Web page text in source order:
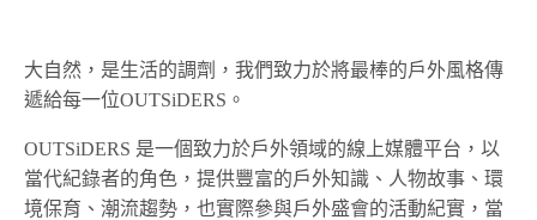
大自然，是生活的調劑，我們致力於將最棒的戶外風格傳
遞給每一位OUTSiDERS。
OUTSiDERS 是一個致力於戶外領域的線上媒體平台，以
當代紀錄者的角色，提供豐富的戶外知識、人物故事、環
境保育、潮流趨勢，也實際參與戶外盛會的活動紀實，當